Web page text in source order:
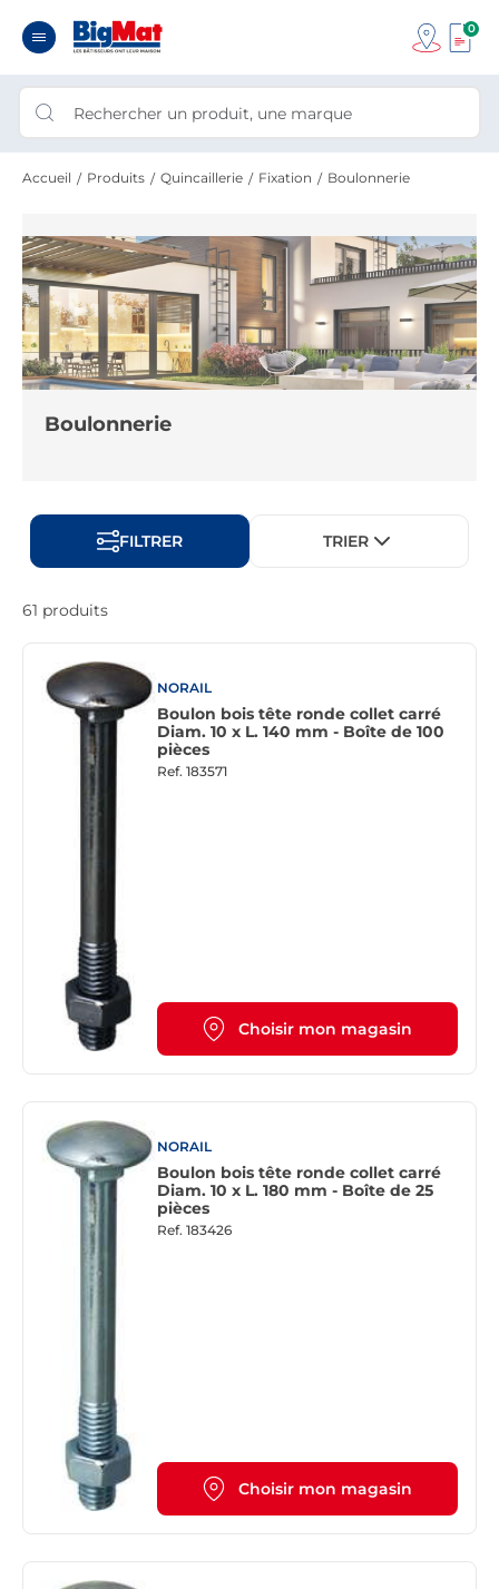
0
Accueil Produits Quincaillerie Fixation Boulonnerie
Boulonnerie
FILTRER TRIER
61 produits
NORAIL
Boulon bois tête ronde collet carré
Diam. 10 x L. 140 mm - Boîte de 100
pièces
Ref. 183571
Choisir mon magasin
NORAIL
Boulon bois tête ronde collet carré
Diam. 10 x L. 180 mm - Boîte de 25
pièces
Ref. 183426
Choisir mon magasin